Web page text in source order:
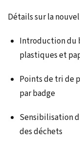
Détails sur la
Introduction du
plastiques et
Points de tri de
par badge
Sensibilisation
des déchets